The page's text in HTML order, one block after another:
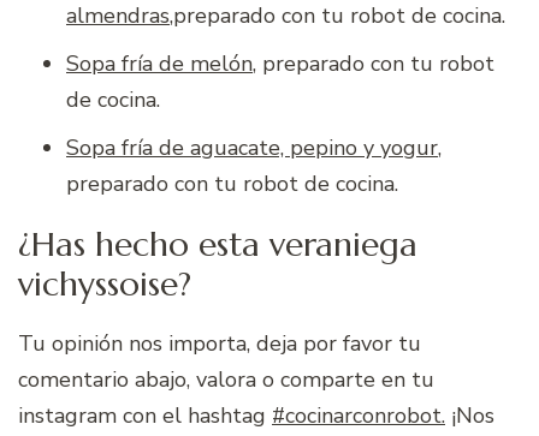
almendras,preparado con tu robot de cocina.
Sopa fría de melón, preparado con tu robot
de cocina.
Sopa fría de aguacate, pepino y yogur,
preparado con tu robot de cocina.
¿Has hecho esta veraniega
vichyssoise?
Tu opinión nos importa, deja por favor tu
comentario abajo, valora o comparte en tu
instagram con el hashtag #cocinarconrobot. ¡Nos